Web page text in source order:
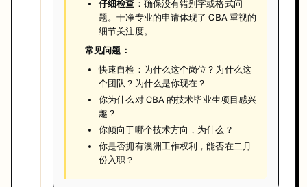
仔细检查 ：确保没有错别字或格式问
题。干净专业的申请体现了 CBA 重视的
细节关注度。
常见问题：
快速自检：为什么这个岗位？为什么这
个团队？为什么是你现在？
你为什么对 CBA 的技术毕业生项目感兴
趣？
你倾向于哪个技术方向，为什么？
你是否拥有澳洲工作权利，能否在二月
份入职？